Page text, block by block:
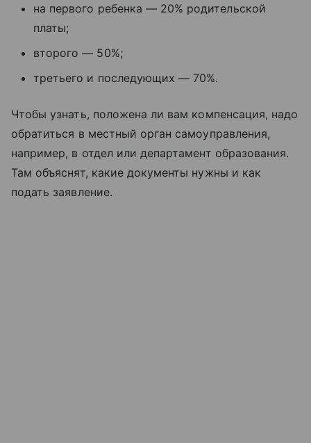
на первого ребенка — 20% родительской
платы;
второго — 50%;
третьего и последующих — 70%.
Чтобы узнать, положена ли вам компенсация, надо
обратиться в местный орган самоуправления,
например, в отдел или департамент образования.
Там объяснят, какие документы нужны и как
подать заявление.